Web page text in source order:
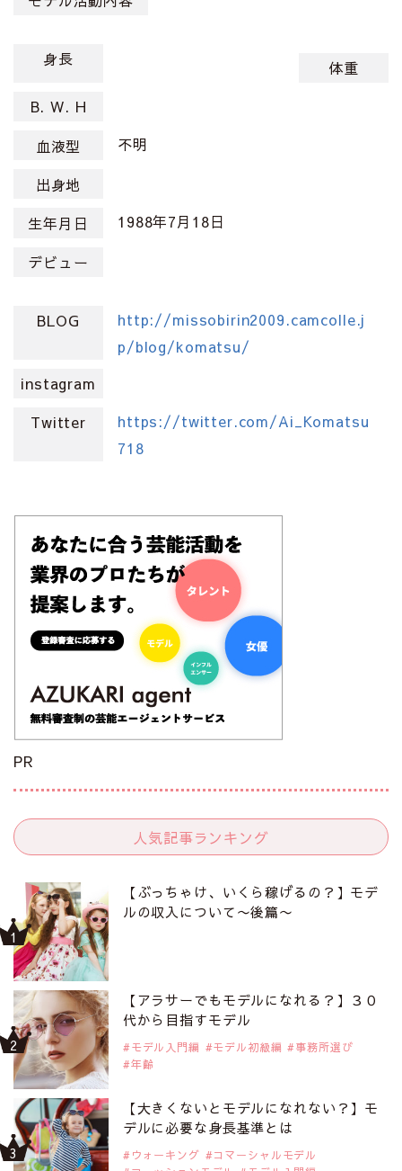
身長
体重
B. W. H
血液型
不明
出身地
生年月日
1988年7月18日
デビュー
BLOG
http://missobirin2009.camcolle.j
p/blog/komatsu/
instagram
Twitter
https://twitter.com/Ai_Komatsu
718
PR
人気記事ランキング
【ぶっちゃけ、いくら稼げるの？】モデ
ルの収入について〜後篇〜
【アラサーでもモデルになれる？】３０
代から目指すモデル
モデル入門編 モデル初級編
事務所選び
年齢
【大きくないとモデルになれない？】モ
デルに必要な身長基準とは
ウォーキング
コマーシャルモデル